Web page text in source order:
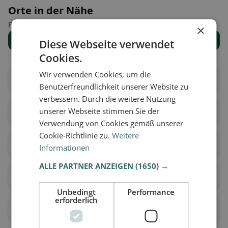
Orte in der Nähe
Finde den passenden Ort für deine Restaurantsuche.
Alle Orte anzeigen
Altenmarkt im Pongau Bad Hofgastein
Bad Gastein Bischofshofen
Dorfgastein
Großarl
×
Diese Webseite verwendet
Cookies.
Wir verwenden Cookies, um die
Benutzerfreundlichkeit unserer Website zu
verbessern. Durch die weitere Nutzung
unserer Webseite stimmen Sie der
Verwendung von Cookies gemäß unserer
Cookie-Richtlinie zu.Weitere
Informationen
ALLE PARTNER ANZEIGEN(1650) →
Unbedingt
erforderlich
Performance